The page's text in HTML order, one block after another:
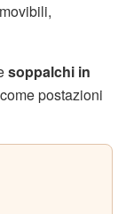
soppalchi in
postazioni